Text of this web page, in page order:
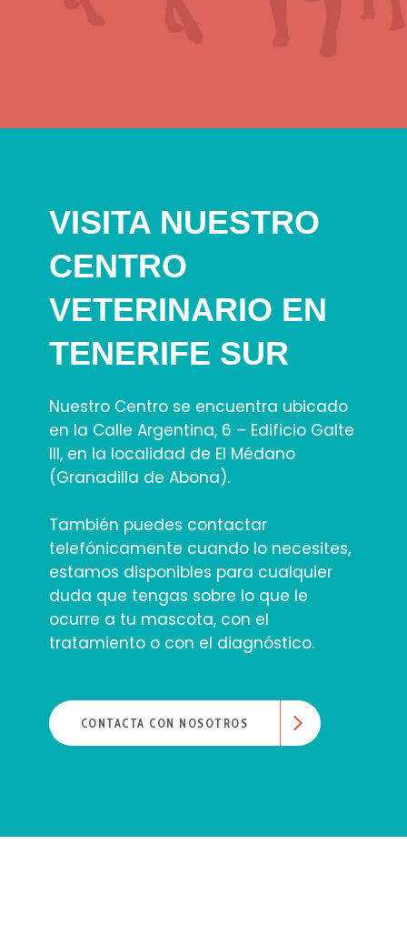
VISITA NUESTRO
CENTRO
VETERINARIO EN
TENERIFE SUR
Nuestro Centro se encuentra ubicado
en la Calle Argentina, 6 – Edificio Galte
III, en la localidad de El Médano
(Granadilla de Abona).
También puedes contactar
telefónicamente cuando lo necesites,
estamos disponibles para cualquier
duda que tengas sobre lo que le
ocurre a tu mascota, con el
tratamiento o con el diagnóstico.
CONTACTA CON NOSOTROS